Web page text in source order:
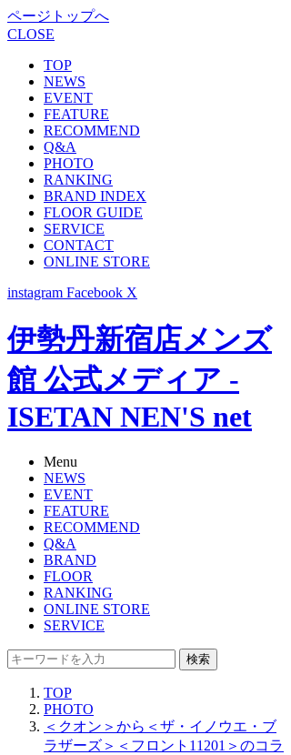
ページトップへ
CLOSE
TOP
NEWS
EVENT
FEATURE
RECOMMEND
Q&A
PHOTO
RANKING
BRAND INDEX
FLOOR GUIDE
SERVICE
CONTACT
ONLINE STORE
instagram Facebook X
伊勢丹新宿店メンズ
館 公式メディア -
ISETAN NEN'S net
Menu
NEWS
EVENT
FEATURE
RECOMMEND
Q&A
BRAND
FLOOR
RANKING
ONLINE STORE
SERVICE
検索
TOP
PHOTO
＜クオン＞から＜ザ・イノウエ・ブ
ラザーズ＞＜フロント11201＞のコラ